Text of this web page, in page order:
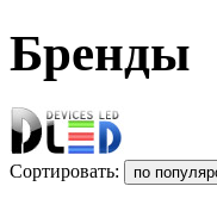
Бренды
Сортировать: